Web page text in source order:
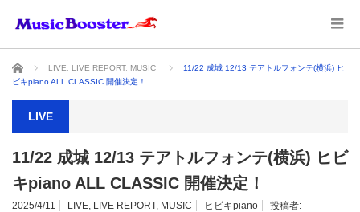
ホーム LIVE LIVE REPORT, MUSIC
11/22 成城 12/13 テアトルフォンテ(横浜) ヒ
ビキpiano ALL CLASSIC 開催決定！
LIVE
11/22 成城 12/13 テアトルフォンテ(横浜) ヒビ
キpiano ALL CLASSIC 開催決定！
2025/4/11 LIVE, LIVE REPORT, MUSIC ヒビキpiano
投稿者: